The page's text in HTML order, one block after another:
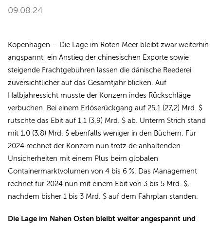
09.08.24
Kopenhagen – Die Lage im Roten Meer bleibt zwar weiterhin
angspannt, ein Anstieg der chinesischen Exporte sowie
steigende Frachtgebühren lassen die dänische Reederei
zuversichtlicher auf das Gesamtjahr blicken. Auf
Halbjahressicht musste der Konzern indes Rückschläge
verbuchen. Bei einem Erlöserückgang auf 25,1 (27,2) Mrd. $
rutschte das Ebit auf 1,1 (3,9) Mrd. $ ab. Unterm Strich stand
mit 1,0 (3,8) Mrd. $ ebenfalls weniger in den Büchern. Für
2024 rechnet der Konzern nun trotz de anhaltenden
Unsicherheiten mit einem Plus beim globalen
Containermarktvolumen von 4 bis 6 %. Das Management
rechnet für 2024 nun mit einem Ebit von 3 bis 5 Mrd. $,
nachdem bisher 1 bis 3 Mrd. $ auf dem Fahrplan standen.
Die Lage im Nahen Osten bleibt weiter angespannt und